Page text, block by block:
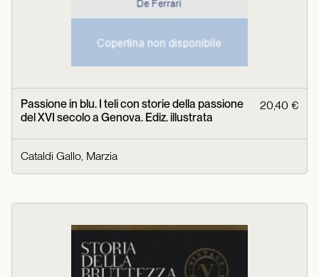
Passione in blu. I teli con storie della passione
del XVI secolo a Genova. Ediz. illustrata
20,40 €
Cataldi Gallo, Marzia